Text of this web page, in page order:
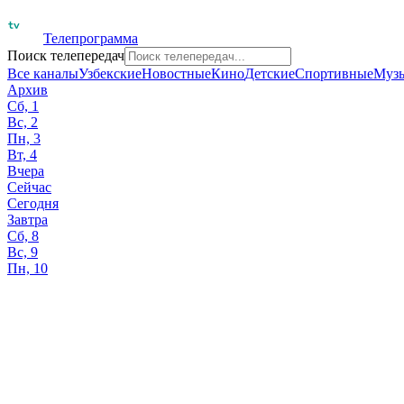
Телепрограмма
Поиск телепередач
Все каналыУзбекскиеНовостныеКиноДетскиеСпортивные
Архив
Сб, 1
Вс, 2
Пн, 3
Вт, 4
Вчера
Сейчас
Сегодня
Завтра
Сб, 8
Вс, 9
Пн, 10